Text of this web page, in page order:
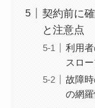
契約前に
と注意点
利用
スロ
故障
の網